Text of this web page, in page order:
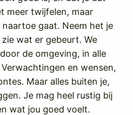
meer twijfelen, maar
gaat. Neem het je
wat er gebeurt. We
de omgeving, in alle
en wensen,
Maar alles buiten je,
Je mag heel rustig bij
wat jou goed voelt.